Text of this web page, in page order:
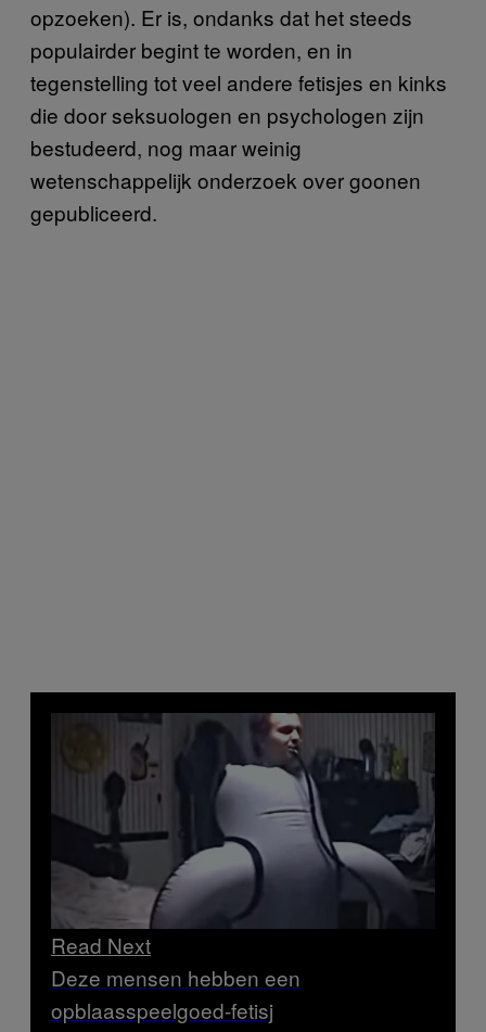
opzoeken). Er is, ondanks dat het steeds
populairder begint te worden, en in
tegenstelling tot veel andere fetisjes en kinks
die door seksuologen en psychologen zijn
bestudeerd, nog maar weinig
wetenschappelijk onderzoek over goonen
gepubliceerd.
Read Next
Deze mensen hebben een
opblaasspeelgoed-fetisj